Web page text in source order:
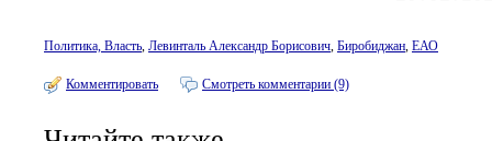
Политика, Власть, Левинталь Александр Борисович, Биробиджан, ЕАО
Комментировать Смотреть комментарии (9)